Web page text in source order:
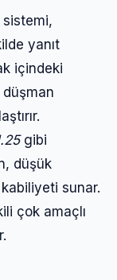
yanıt
içindeki
gibi
düşük
sunar.
çok amaçlı